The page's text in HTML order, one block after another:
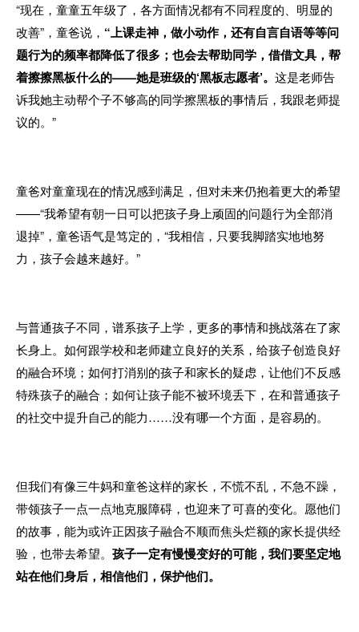
“现在，童童五年级了，各方面情况都有不同程度的、明显的
改善”，童爸说， “上课走神，做小动作，还有自言自语等等问
题行为的频率都降低了很多；也会去帮助同学，借借文具，帮
着擦擦黑板什么的——她是班级的‘黑板志愿者’。 这是老师告
诉我她主动帮个子不够高的同学擦黑板的事情后，我跟老师提
议的。”
童爸对童童现在的情况感到满足，但对未来仍抱着更大的希望
——“我希望有朝一日可以把孩子身上顽固的问题行为全部消
退掉”，童爸语气是笃定的，“我相信，只要我脚踏实地地努
力，孩子会越来越好。”
与普通孩子不同，谱系孩子上学，更多的事情和挑战落在了家
长身上。 如何跟学校和老师建立良好的关系，给孩子创造良好
的融合环境； 如何打消别的孩子和家长的疑虑，让他们不反感
特殊孩子的融合； 如何让孩子能不被环境丢下，在和普通孩子
的社交中提升自己的能力……没有哪一个方面，是容易的。
但我们有像三牛妈和童爸这样的家长，不慌不乱，不急不躁，
带领孩子一点一点地克服障碍，也迎来了可喜的变化。愿他们
的故事，能为或许正因孩子融合不顺而焦头烂额的家长提供经
验，也带去希望。 孩子一定有慢慢变好的可能，我们要坚定地
站在他们身后，相信他们，保护他们。